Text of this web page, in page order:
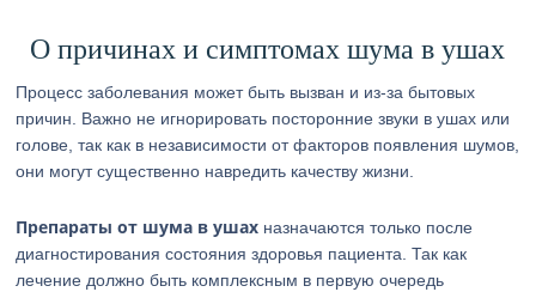
О причинах и симптомах шума в ушах
Процесс заболевания может быть вызван и из-за бытовых
причин. Важно не игнорировать посторонние звуки в ушах или
голове, так как в независимости от факторов появления шумов,
они могут существенно навредить качеству жизни.
Препараты от шума в ушах назначаются только после
диагностирования состояния здоровья пациента. Так как
лечение должно быть комплексным в первую очередь